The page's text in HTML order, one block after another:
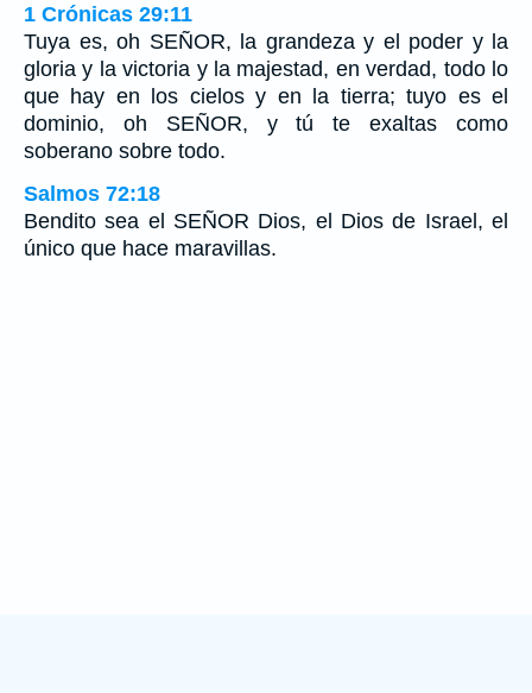
1 Crónicas 29:11
Tuya es, oh SEÑOR, la grandeza y el poder y la
gloria y la victoria y la majestad, en verdad, todo lo
que hay en los cielos y en la tierra; tuyo es el
dominio, oh SEÑOR, y tú te exaltas como
soberano sobre todo.
Salmos 72:18
Bendito sea el SEÑOR Dios, el Dios de Israel, el
único que hace maravillas.